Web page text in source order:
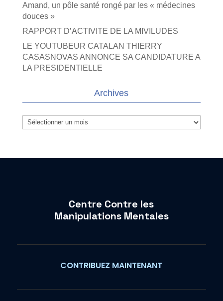
Amand, un pôle santé rongé par les « médecines
douces »
RAPPORT D’ACTIVITE DE LA MIVILUDES
LE YOUTUBEUR CATALAN THIERRY
CASASNOVAS ANNONCE SA CANDIDATURE A
LA PRESIDENTIELLE
Archives
Archives
Centre Contre les
Manipulations Mentales
CONTRIBUEZ MAINTENANT